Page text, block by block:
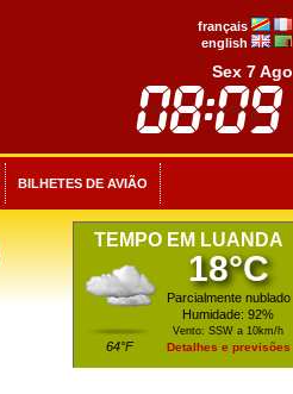
français
english
Sex 7 Ago
BILHETES DE AVIÃO
TEMPO EM LUANDA
64°F
18°C
Parcialmente nublado
Humidade: 92%
Vento: SSW a 10km/h
Detalhes e previsões